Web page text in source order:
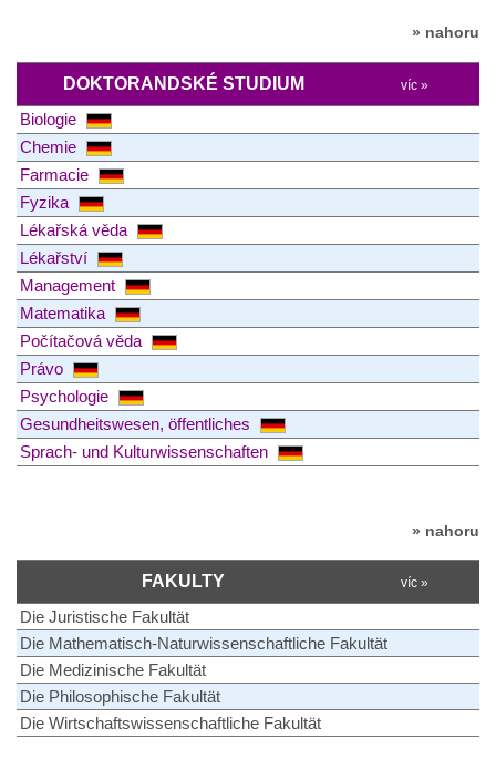
» nahoru
DOKTORANDSKÉ STUDIUM víc »
Biologie
Chemie
Farmacie
Fyzika
Lékařská věda
Lékařství
Management
Matematika
Počítačová věda
Právo
Psychologie
Gesundheitswesen, öffentliches
Sprach- und Kulturwissenschaften
» nahoru
FAKULTY víc »
Die Juristische Fakultät
Die Mathematisch-Naturwissenschaftliche Fakultät
Die Medizinische Fakultät
Die Philosophische Fakultät
Die Wirtschaftswissenschaftliche Fakultät